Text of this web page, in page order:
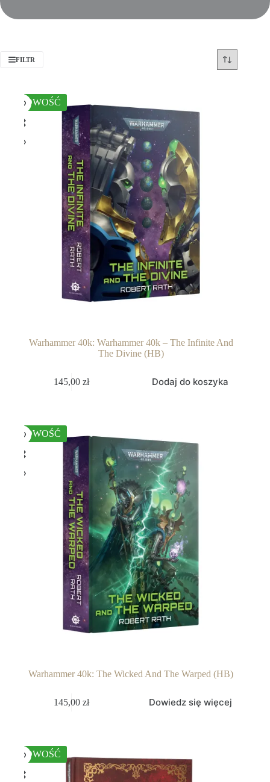
FILTR
NOWOŚĆ
Warhammer 40k: Warhammer 40k – The Infinite And
The Divine (HB)
145,00zł Dodaj do koszyka
NOWOŚĆ
Warhammer 40k: The Wicked And The Warped (HB)
145,00zł Dowiedz się więcej
NOWOŚĆ